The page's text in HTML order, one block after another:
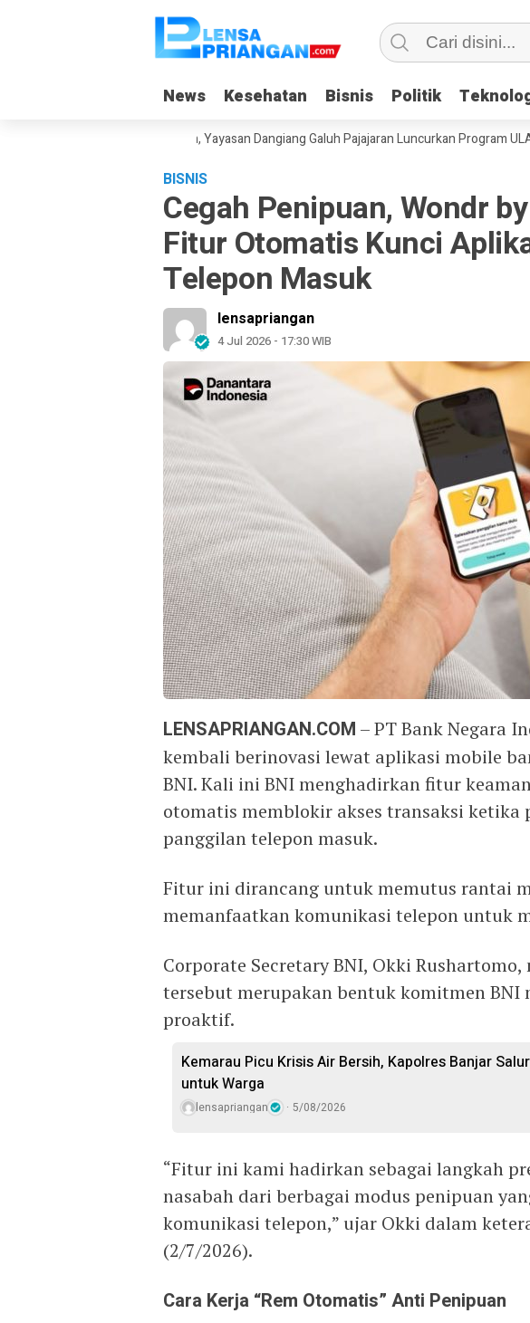
News Kesehatan Bisnis Politik
News Kesehatan Bisnis Politik
Gadget Saat Liburan, Yayasan Dangiang Galuh Pajajaran Luncurkan Program ULAS di
BISNIS
Cegah Penipuan, Wondr
Fitur Otomatis Kunci
Telepon Masuk
lensapriangan
4 Jul 2026 - 17:30 WIB
LENSAPRIANGAN.COM – PT Bank Negara
kembali berinovasi lewat aplikasi mobile
BNI. Kali ini BNI menghadirkan fitur
otomatis memblokir akses transaksi ketika
panggilan telepon masuk.
‎Fitur ini dirancang untuk memutus rantai
memanfaatkan komunikasi telepon untuk
‎Corporate Secretary BNI, Okki
tersebut merupakan bentuk komitmen BNI
proaktif.
Kemarau Picu Krisis Air Bersih, Kapolres Banjar
untuk Warga
lensapriangan 5/08/2026
‎“Fitur ini kami hadirkan sebagai langkah
nasabah dari berbagai modus penipuan
komunikasi telepon,” ujar Okki dalam
(2/7/2026).
Cara Kerja “Rem Otomatis” Anti Penipuan